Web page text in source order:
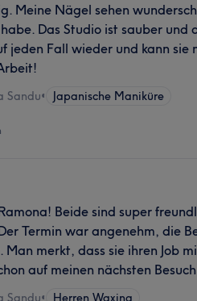
Meine Nägel sehen
Das Studio ist sauber und
jeden Fall wieder und kann sie
Sandu• Japanische Maniküre
Beide sind super
Termin war angenehm, die
merkt, dass sie ihren Job
auf meinen nächsten
Sandu• Herren Waxing